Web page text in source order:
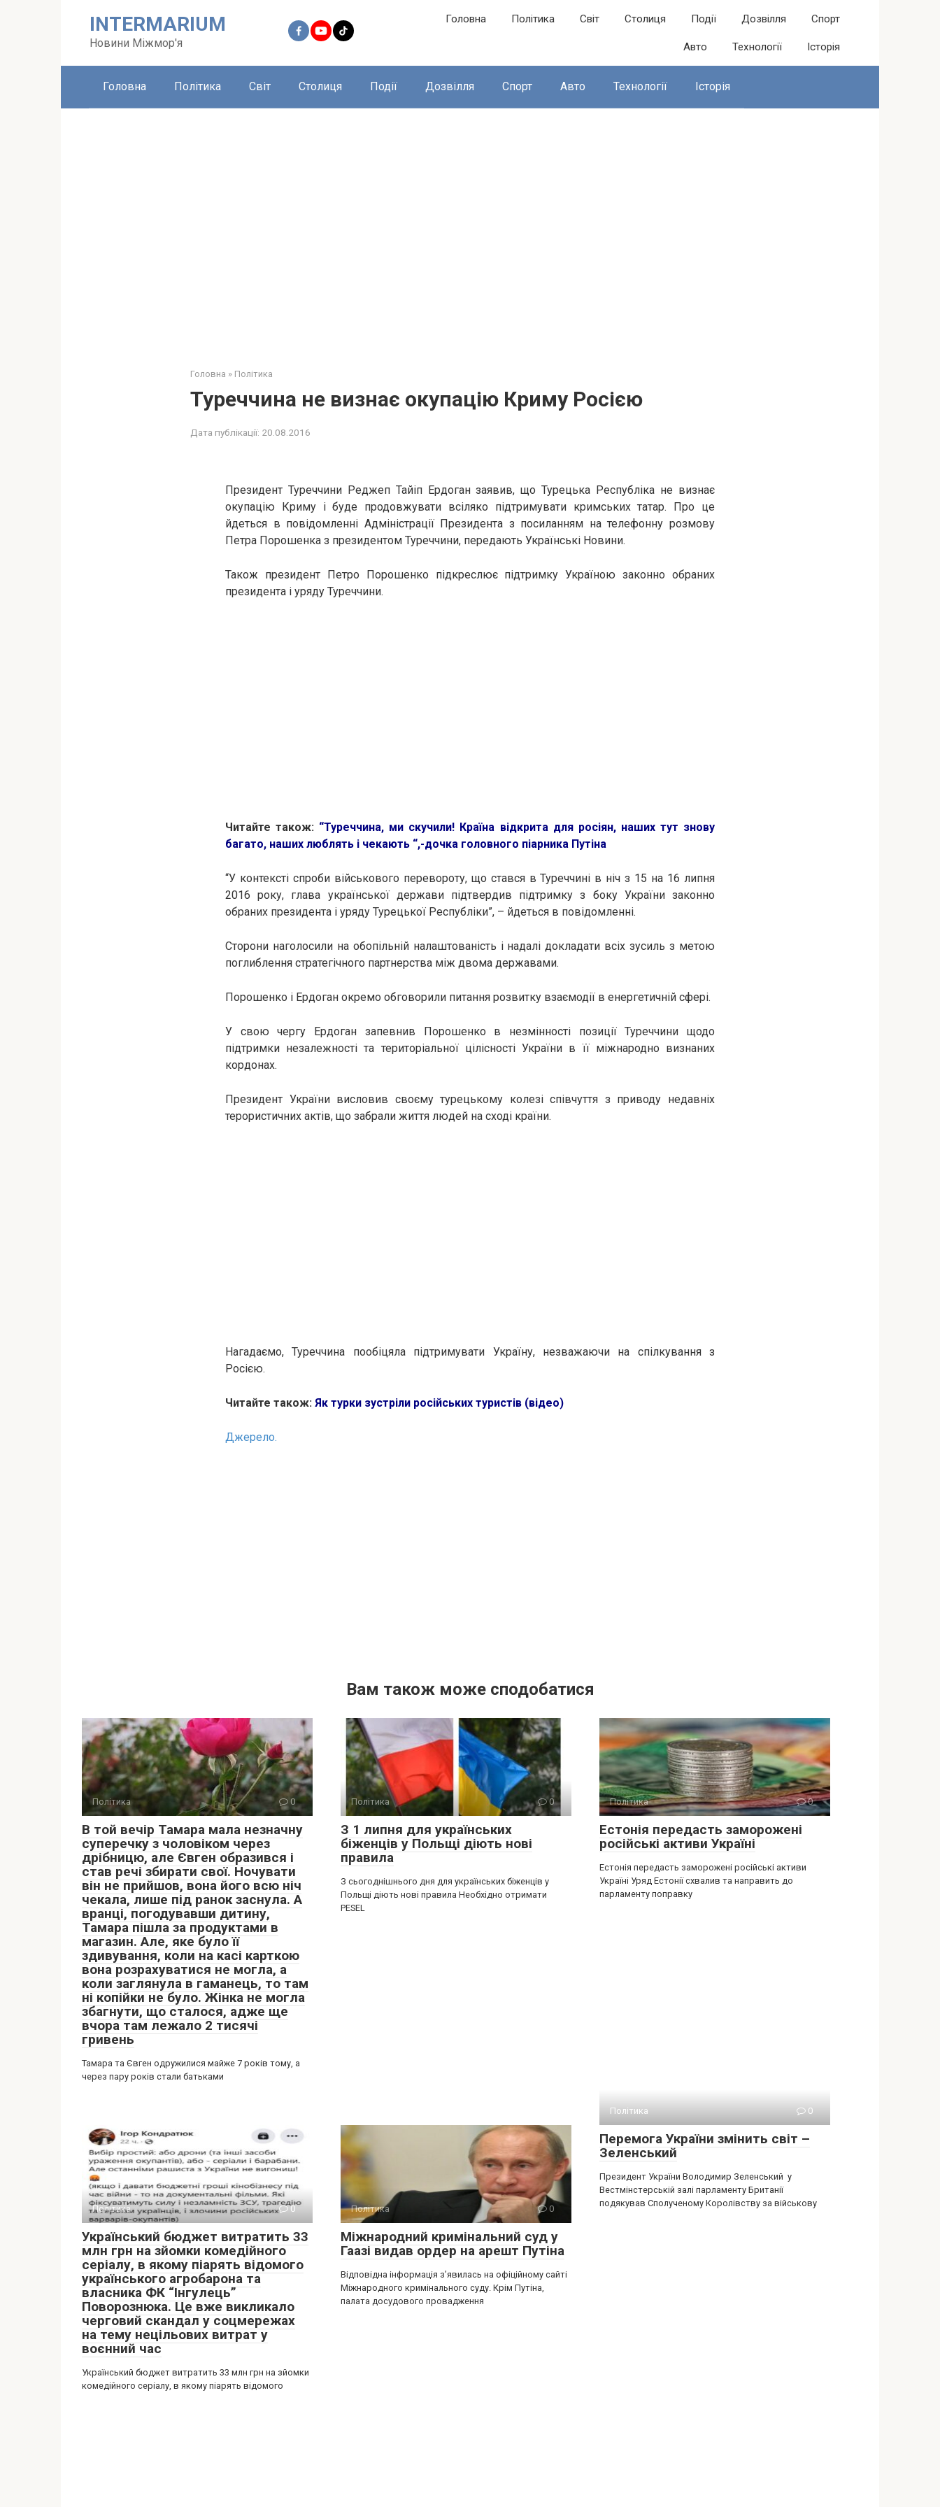
INTERMARIUM
Новини Міжмор'я
Головна Політика Світ Столиця Події Дозвілля Спорт
Авто Технології Історія
Головна Політика Світ Столиця Події Дозвілля Спорт Авто Технології Історія
Головна » Політика
Туреччина не визнає окупацію Криму Росією
Дата публікації: 20.08.2016
Президент Туреччини Реджеп Тайіп Ердоган заявив, що Турецька Республіка не визнає
окупацію Криму і буде продовжувати всіляко підтримувати кримських татар. Про це
йдеться в повідомленні Адміністрації Президента з посиланням на телефонну розмову
Петра Порошенка з президентом Туреччини, передають Українські Новини.
Також президент Петро Порошенко підкреслює підтримку Україною законно обраних
президента і уряду Туреччини.
Читайте також: “Туреччина, ми скучили! Країна відкрита для росіян, наших тут знову
багато, наших люблять і чекають “,-дочка головного піарника Путіна
“У контексті спроби військового перевороту, що стався в Туреччині в ніч з 15 на 16 липня
2016 року, глава української держави підтвердив підтримку з боку України законно
обраних президента і уряду Турецької Республіки”, – йдеться в повідомленні.
Сторони наголосили на обопільній налаштованість і надалі докладати всіх зусиль з метою
поглиблення стратегічного партнерства між двома державами.
Порошенко і Ердоган окремо обговорили питання розвитку взаємодії в енергетичній сфері.
У свою чергу Ердоган запевнив Порошенко в незмінності позиції Туреччини щодо
підтримки незалежності та територіальної цілісності України в її міжнародно визнаних
кордонах.
Президент України висловив своєму турецькому колезі співчуття з приводу недавніх
терористичних актів, що забрали життя людей на сході країни.
Нагадаємо, Туреччина пообіцяла підтримувати Україну, незважаючи на спілкування з
Росією.
Читайте також: Як турки зустріли російських туристів (відео)
Джерело.
Вам також може сподобатися
Політика 0
В той вечір Тамара мала незначну
суперечку з чоловіком через
дрібницю, але Євген образився і
став речі збирати свої. Ночувати
він не прийшов, вона його всю ніч
чекала, лише під ранок заснула. А
вранці, погодувавши дитину,
Тамара пішла за продуктами в
магазин. Але, яке було її
здивування, коли на касі карткою
вона розрахуватися не могла, а
коли заглянула в гаманець, то там
ні копійки не було. Жінка не могла
збагнути, що сталося, адже ще
вчора там лежало 2 тисячі
гривень
Тамара та Євген одружилися майже 7 років тому, а
через пару років стали батьками
Політика 0
З 1 липня для українських
біженців у Польщі діють нові
правила
З сьогоднішнього дня для українських біженців у
Польщі діють нові правила Необхідно отримати
PESEL
Політика 0
Естонія передасть заморожені
російські активи Україні
Естонія передасть заморожені російські активи
Україні Уряд Естонії схвалив та направить до
парламенту поправку
Політика 0
Український бюджет витратить 33
млн грн на зйомки комедійного
серіалу, в якому піарять відомого
українського агробарона та
власника ФК “Інгулець”
Поворознюка. Це вже викликало
черговий скандал у соцмережах
на тему нецільових витрат у
воєнний час
Український бюджет витратить 33 млн грн на зйомки
комедійного серіалу, в якому піарять відомого
Політика 0
Міжнародний кримінальний суд у
Гаазі видав ордер на арешт Путіна
Відповідна інформація з’явилась на офіційному сайті
Міжнародного кримінального суду. Крім Путіна,
палата досудового провадження
Політика 0
Перемога України змінить світ –
Зеленський
Президент України Володимир Зеленський у
Вестмінстерській залі парламенту Британії
подякував Сполученому Королівству за військову